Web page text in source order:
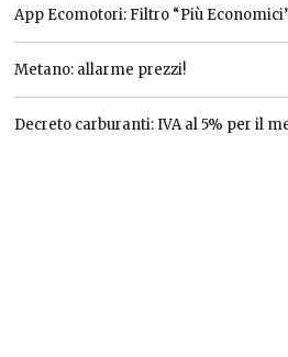
App Ecomotori: Filtro “Più
Metano: allarme prezzi!
Decreto carburanti: IVA al 5% per il